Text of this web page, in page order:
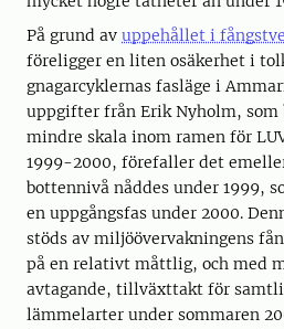
På grund av uppehållet i
föreligger en liten osäkerhet i
gnagarcyklernas fasläge i
uppgifter från Erik Nyholm,
mindre skala inom ramen för
1999-2000, förefaller det
bottennivå nåddes under 1999,
en uppgångsfas under 2000.
stöds av miljöövervakningens
på en relativt måttlig, och med
avtagande, tillväxttakt för
lämmelarter under sommaren